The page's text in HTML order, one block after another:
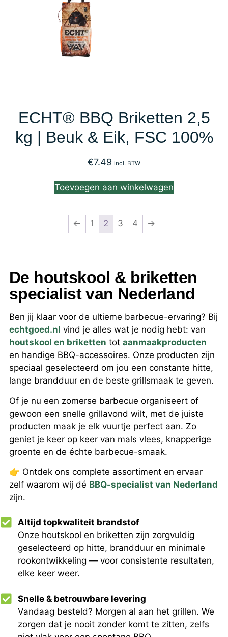
Altijd topkwaliteit brandstof
Onze houtskool en briketten zijn zorgvuldig
geselecteerd op hitte, brandduur en minimale
rookontwikkeling — voor consistente resultaten,
elke keer weer.
Snelle & betrouwbare levering
Vandaag besteld? Morgen al aan het grillen. We
zorgen dat je nooit zonder komt te zitten, zelfs
De houtskool & briketten
specialist van Nederland
Ben jij klaar voor de ultieme barbecue-ervaring? Bij
echtgoed.nl vind je alles wat je nodig hebt: van
houtskool en briketten tot aanmaakproducten
en handige BBQ-accessoires. Onze producten zijn
speciaal geselecteerd om jou een constante hitte,
lange brandduur en de beste grillsmaak te geven.
Of je nu een zomerse barbecue organiseert of
gewoon een snelle grillavond wilt, met de juiste
producten maak je elk vuurtje perfect aan. Zo
geniet je keer op keer van mals vlees, knapperige
groente en de échte barbecue-smaak.
👉 Ontdek ons complete assortiment en ervaar
zelf waarom wij dé BBQ-specialist van Nederland
zijn.
ECHT® BBQ Briketten 2,5
kg | Beuk & Eik, FSC 100%
€7.49 incl. BTW
Toevoegen aan winkelwagen
← 1 2 3 4 →